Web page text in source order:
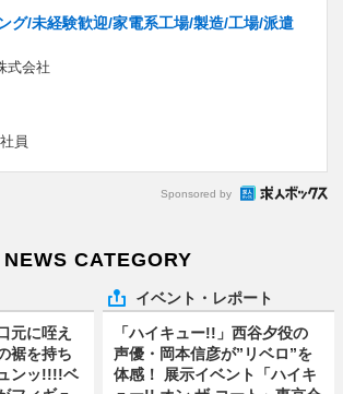
グ/未経験歓迎/家電系工場/製造/工場/派遣
式会社
員
Sponsored by
NEWS CATEGORY
元に咥え
裾を持ち
ンッ!!!!ベ
イベント・レポート
「ハイキュー!!」西谷夕役の
声優・岡本信彦が”リベロ”を
体感！ 展示イベント「ハイキ